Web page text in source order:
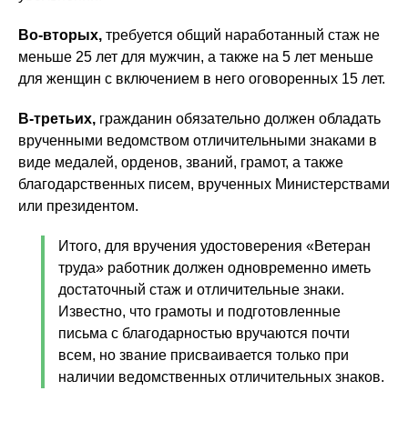
Во-вторых, требуется общий наработанный стаж не
меньше 25 лет для мужчин, а также на 5 лет меньше
для женщин с включением в него оговоренных 15 лет.
В-третьих, гражданин обязательно должен обладать
врученными ведомством отличительными знаками в
виде медалей, орденов, званий, грамот, а также
благодарственных писем, врученных Министерствами
или президентом.
Итого, для вручения удостоверения «Ветеран
труда» работник должен одновременно иметь
достаточный стаж и отличительные знаки.
Известно, что грамоты и подготовленные
письма с благодарностью вручаются почти
всем, но звание присваивается только при
наличии ведомственных отличительных знаков.